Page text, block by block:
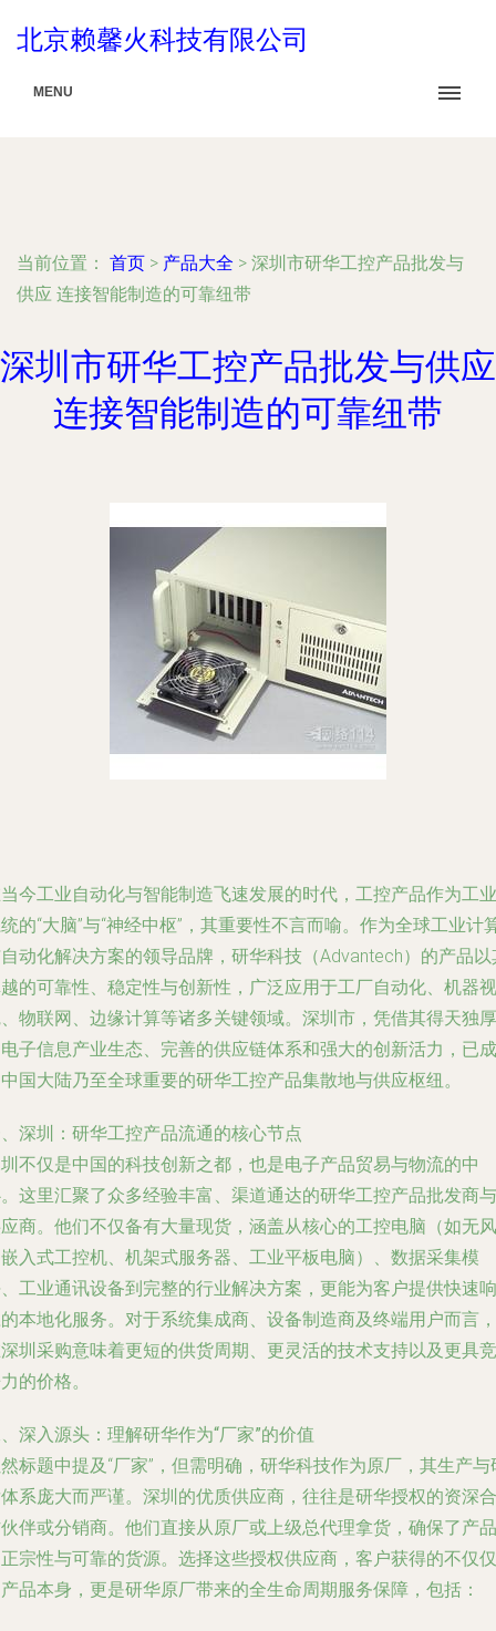
北京赖馨火科技有限公司
MENU
当前位置： 首页 > 产品大全 > 深圳市研华工控产品批发与
供应 连接智能制造的可靠纽带
深圳市研华工控产品批发与供应
连接智能制造的可靠纽带
今工业自动化与智能制造飞速发展的时代，工控产品作为工业
的“大脑”与“神经中枢”，其重要性不言而喻。作为全球工业计
动化解决方案的领导品牌，研华科技（Advantech）的产品以
的可靠性、稳定性与创新性，广泛应用于工厂自动化、机器视
物联网、边缘计算等诸多关键领域。深圳市，凭借其得天独厚
子信息产业生态、完善的供应链体系和强大的创新活力，已成
国大陆乃至全球重要的研华工控产品集散地与供应枢纽。
深圳：研华工控产品流通的核心节点
不仅是中国的科技创新之都，也是电子产品贸易与物流的中
这里汇聚了众多经验丰富、渠道通达的研华工控产品批发商与
商。他们不仅备有大量现货，涵盖从核心的工控电脑 （如无风
入式工控机、机架式服务器、工业平板电脑）、数据采集模
工业通讯设备到完整的行业解决方案，更能为客户提供快速响
本地化服务。对于系统集成商、设备制造商及终端用户而言，
圳采购意味着更短的供货周期、更灵活的技术支持以及更具竞
的价格。
深入源头：理解研华作为“厂家”的价值
标题中提及“厂家”，但需明确，研华科技作为原厂，其生产与
系庞大而严谨。深圳的优质供应商，往往是研华授权的资深合
伴或分销商。他们直接从原厂或上级总代理拿货，确保了产品
宗性与可靠的货源。选择这些授权供应商，客户获得的不仅仅
品本身，更是研华原厂带来的全生命周期服务保障 ，包括：